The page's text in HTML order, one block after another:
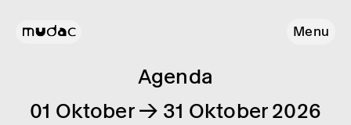
Menu
Agenda
01 Oktober → 31 Oktober 2026